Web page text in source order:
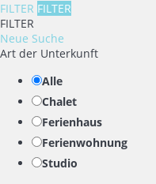
FILTER FILTER
FILTER
Neue Suche
Art der Unterkunft
Alle
Chalet
Ferienhaus
Ferienwohnung
Studio